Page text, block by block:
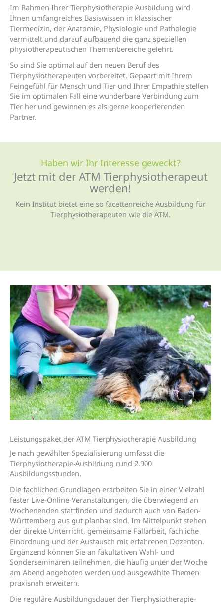
Im Rahmen Ihrer Tierphysiotherapie Ausbildung wird
Ihnen umfangreiches Basiswissen in klassischer
Tiermedizin, der Anatomie, Physiologie und Pathologie
vermittelt und darauf aufbauend die ganz speziellen
physiotherapeutischen Themenbereiche gelehrt.
So sind Sie optimal auf den neuen Beruf des
Tierphysiotherapeuten vorbereitet. Gepaart mit Ihrem
Feingefühl für Mensch und Tier und Ihrer Empathie stellen
Sie im optimalen Fall eine wunderbare Verbindung zum
Tier her und gewinnen es als gerne kooperierenden
Partner.
Haben wir Ihr Interesse geweckt?
Jetzt mit der ATM Tierphysio­therapeut
werden!
Kein Institut bietet eine so facettenreiche Ausbildung für
Tierphysiotherapeuten wie die ATM.
Leistungs­paket der ATM Tierphysio­therapie Ausbildung
Je nach gewählter Spezialisierung umfasst die
Tierphysiotherapie-Ausbildung rund 2.900
Ausbildungsstunden.
Die fachlichen Grundlagen erarbeiten Sie in einer Vielzahl
fester Live-Online-Veranstaltungen, die überwiegend an
Wochenenden stattfinden und dadurch auch von Baden-
Württemberg aus gut planbar sind. Im Mittelpunkt stehen
der direkte Unterricht, gemeinsame Fallarbeit, fachliche
Einordnung und der Austausch mit erfahrenen Dozenten.
Ergänzend können Sie an fakultativen Wahl- und
Sonderseminaren teilnehmen, die häufig unter der Woche
am Abend angeboten werden und ausgewählte Themen
praxisnah erweitern.
Die reguläre Ausbildungsdauer der Tierphysiotherapie-